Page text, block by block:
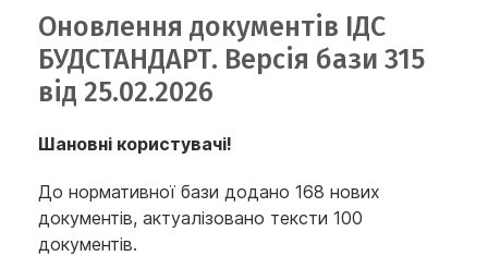
Оновлення документiв ІДС
БУДСТАНДАРТ. Версія бази 315
від 25.02.2026
Шановні користувачі!
До нормативної бази додано 168 нових
документів, актуалізовано тексти 100
документів.